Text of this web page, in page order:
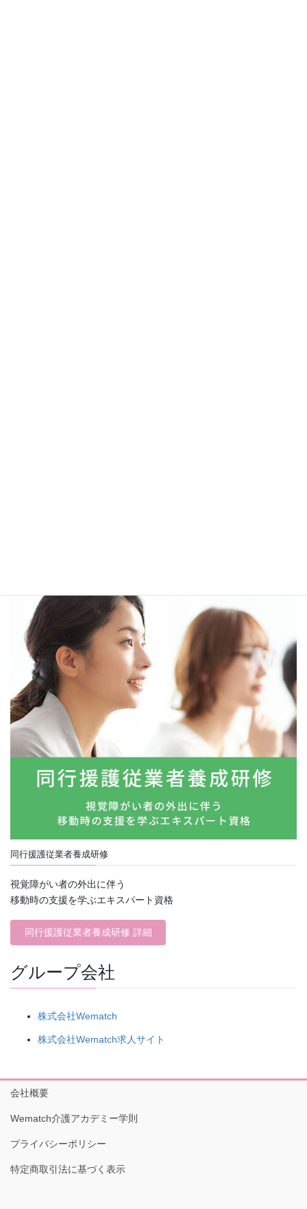
同行援護従業者養成研修
視覚障がい者の外出に伴う
移動時の支援を学ぶエキスパート資格
同行援護従業者養成研修 詳細
グループ会社
株式会社Wematch
株式会社Wematch求人サイト
会社概要
Wematch介護アカデミー学則
プライバシーポリシー
特定商取引法に基づく表示